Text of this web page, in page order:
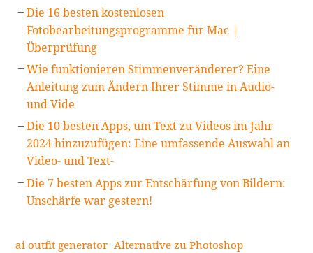
Die 16 besten kostenlosen
Fotobearbeitungsprogramme für Mac |
Überprüfung
Wie funktionieren Stimmenveränderer? Eine
Anleitung zum Ändern Ihrer Stimme in Audio-
und Vide
Die 10 besten Apps, um Text zu Videos im Jahr
2024 hinzuzufügen: Eine umfassende Auswahl an
Video- und Text-
Die 7 besten Apps zur Entschärfung von Bildern:
Unschärfe war gestern!
ai outfit generator Alternative zu Photoshop